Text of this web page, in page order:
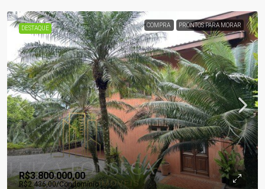
DESTAQUE COMPRA PRONTOS PARA MORAR
R$3.800.000,00
R$2.436,00/Condomínio